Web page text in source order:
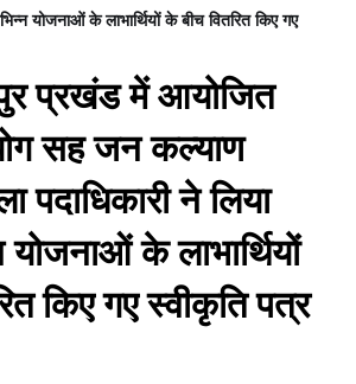
योजनाओं के लाभार्थियों के बीच वितरित किए गए
प्रखंड में आयोजित
सह जन कल्याण
पदाधिकारी ने लिया
योजनाओं के लाभार्थियों
किए गए स्वीकृति पत्र